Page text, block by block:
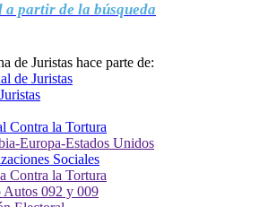
a partir de la búsqueda
de Juristas hace parte de: